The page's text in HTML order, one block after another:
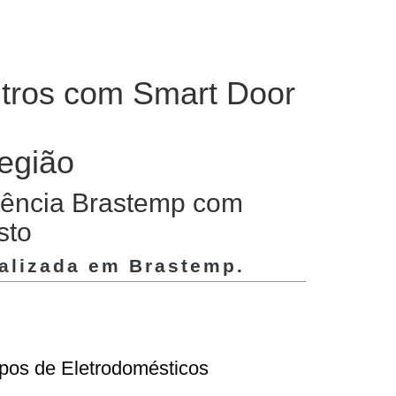
com Smart Door
Brastemp com
em Brastemp .
de Eletrodomésticos